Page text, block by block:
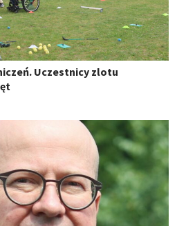
Uczestnicy zlotu